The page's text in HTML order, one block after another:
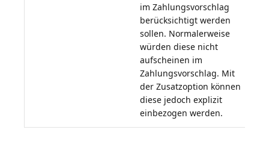
im Zahlungsvorschlag
berücksichtigt werden
sollen. Normalerweise
würden diese nicht
aufscheinen im
Zahlungsvorschlag. Mit
der Zusatzoption können
diese jedoch explizit
einbezogen werden.